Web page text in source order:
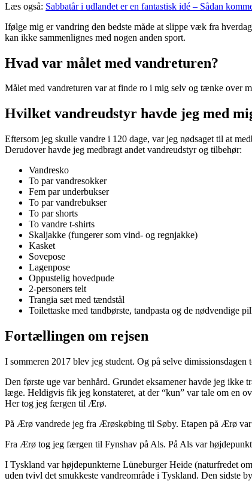
Læs også: Sabbatår i udlandet er en fantastisk idé – Sådan
Ifølge mig er vandring den bedste måde at slippe væk fra
kan ikke sammenlignes med nogen anden sport.
Hvad var målet med vandreturen?
Målet med vandreturen var at finde ro i mig selv og tænke over
Hvilket vandreudstyr havde jeg med
Eftersom jeg skulle vandre i 120 dage, var jeg nødsaget til at
Derudover havde jeg medbragt andet vandreudstyr og tilbehør:
Vandresko
To par vandresokker
Fem par underbukser
To par vandrebukser
To par shorts
To vandre t-shirts
Skaljakke (fungerer som vind- og regnjakke)
Kasket
Sovepose
Lagenpose
Oppustelig hovedpude
2-personers telt
Trangia sæt med tændstål
Toilettaske med tandbørste, tandpasta og de nødvendige
Fortællingen om rejsen
I sommeren 2017 blev jeg student. Og på selve
Den første uge var benhård. Grundet eksamener havde jeg
læge. Heldigvis fik jeg konstateret, at der “kun” var tale om en
Her tog jeg færgen til Ærø.
På Ærø vandrede jeg fra Ærøskøbing til Søby. Etapen på Ærø var
Fra Ærø tog jeg færgen til Fynshav på Als. På Als var
I Tyskland var højdepunkterne Lüneburger Heide (naturfredet
uden tvivl det smukkeste vandreområde i Tyskland. Den sidste